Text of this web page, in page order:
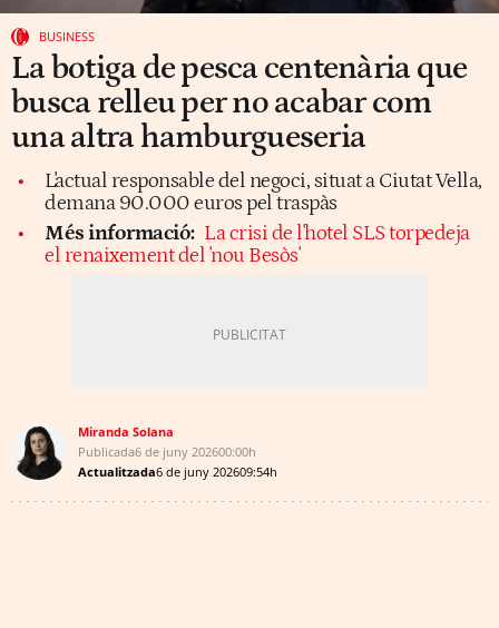
BUSINESS
La botiga de pesca centenària que
busca relleu per no acabar com
una altra hamburgueseria
L'actual responsable del negoci, situat a Ciutat Vella,
demana 90.000 euros pel traspàs
Més informació: La crisi de l'hotel SLS torpedeja
el renaixement del 'nou Besòs'
Miranda Solana
Publicada6 de juny 202600:00h
Actualitzada6 de juny 202609:54h